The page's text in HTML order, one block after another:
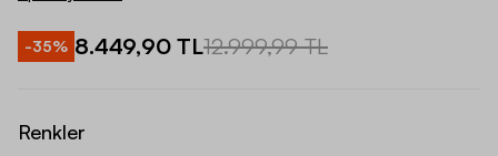
-35% 8.449,90 TL12.999,99 TL
Renkler